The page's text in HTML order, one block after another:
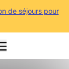
de séjours pour